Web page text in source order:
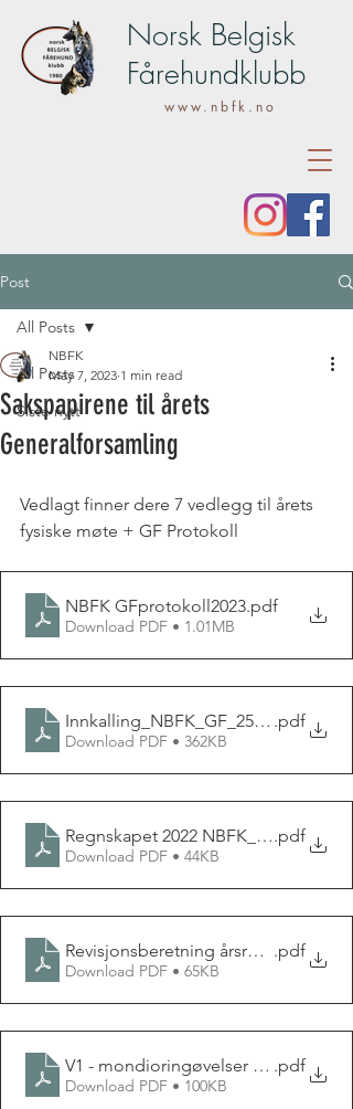
Norsk Belgisk
Fårehundklubb
www.nbfk.no
Post
All Posts
Siste nytt
All Posts
Sakspapirene til årets
Generalforsamling
NBFK
May 7, 2023 1 min read
Vedlagt finner dere 7 vedlegg til årets
fysiske møte + GF Protokoll
NBFK GFprotokoll2023.pdf
Download PDF • 1.01MB
Innkalling_NBFK_GF_25032023
.pdf
Download PDF • 362KB
Regnskapet 2022 NBFK_GFvedlegg
.pdf
Download PDF • 44KB
Revisjonsberetning årsregnskapet
.pdf
Download PDF • 65KB
V1 - mondioringøvelser UTKAST
.pdf
Download PDF • 100KB